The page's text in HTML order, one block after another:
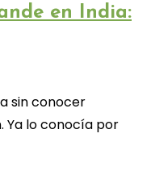
en India:
sin conocer
Ya lo conocía por